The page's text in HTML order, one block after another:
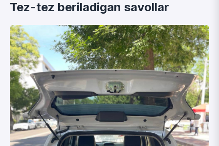
Tez-tez beriladigan savollar